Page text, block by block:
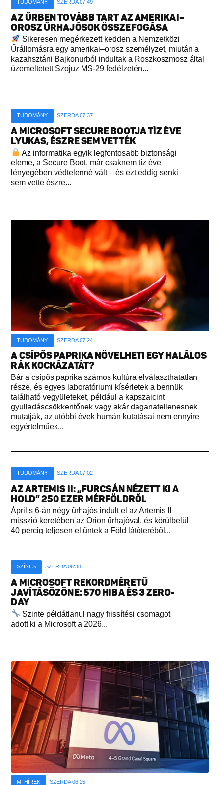
TUDOMÁNY SZERDA 07:49
AZ ŰRBEN TOVÁBB TART AZ AMERIKAI–
OROSZ ŰRHAJÓSOK ÖSSZEFOGÁSA
Sikeresen megérkezett kedden a Nemzetközi
Űrállomásra egy amerikai–orosz személyzet, miután a
kazahsztáni Bajkonurból indultak a Roszkoszmosz által
üzemeltetett Szojuz MS-29 fedélzetén...
TUDOMÁNY SZERDA 07:37
A MICROSOFT SECURE BOOTJA TÍZ ÉVE
LYUKAS, ÉSZRE SEM VETTÉK
Az informatika egyik legfontosabb biztonsági
eleme, a Secure Boot, már csaknem tíz éve
lényegében védtelenné vált – és ezt eddig senki
sem vette észre...
TUDOMÁNY SZERDA 07:24
A CSÍPŐS PAPRIKA NÖVELHETI EGY HALÁLOS
RÁK KOCKÁZATÁT?
Bár a csípős paprika számos kultúra elválaszthatatlan
része, és egyes laboratóriumi kísérletek a bennük
található vegyületeket, például a kapszaicint
gyulladáscsökkentőnek vagy akár daganatellenesnek
mutatják, az utóbbi évek humán kutatásai nem ennyire
egyértelműek...
TUDOMÁNY SZERDA 07:02
AZ ARTEMIS II: „FURCSÁN NÉZETT KI A
HOLD” 250 EZER MÉRFÖLDRŐL
Április 6-án négy űrhajós indult el az Artemis II
misszió keretében az Orion űrhajóval, és körülbelül
40 percig teljesen eltűntek a Föld látóteréből...
SZÍNES SZERDA 06:38
A MICROSOFT REKORDMÉRETŰ
JAVÍTÁSÖZÖNE: 570 HIBA ÉS 3 ZERO-
DAY
Szinte példátlanul nagy frissítési csomagot
adott ki a Microsoft a 2026...
MI HÍREK SZERDA 06:25